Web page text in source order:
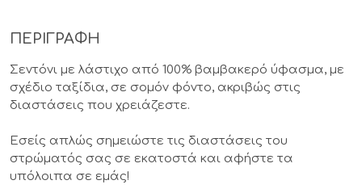
ΠΕΡΙΓΡΑΦΗ
Σεντόνι με λάστιχο από 100% βαμβακερό ύφασμα, με
σχέδιο ταξίδια, σε σομόν φόντο, ακριβώς στις
διαστάσεις που χρειάζεστε.
Εσείς απλώς σημειώστε τις διαστάσεις του
στρώματός σας σε εκατοστά και αφήστε τα
υπόλοιπα σε εμάς!